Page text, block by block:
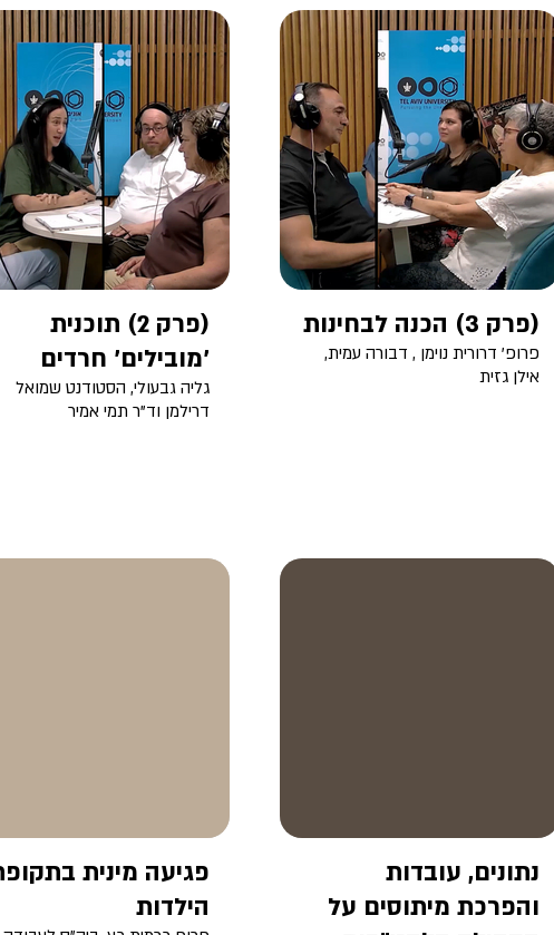
(פרק 3) הכנה לבחינות
פרופ' דרורית נוימן , דבורה עמית,
אילן גזית
(פרק 2) תוכנית
'מובילים' חרדים
גליה גבעולי, הסטודנט שמואל
דרילמן וד"ר תמי אמיר
נתונים, עובדות
והפרכת מיתוסים על
פגיעה מינית
הילדות